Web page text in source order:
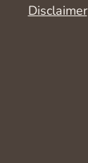
Disclaimer